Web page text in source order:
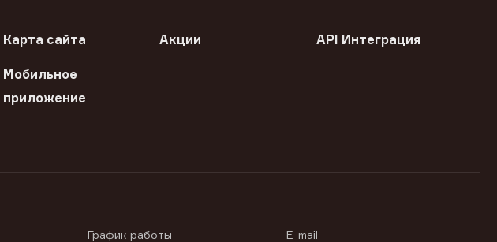
Карта сайта Акции API Интеграция
Мобильное
приложение
График работы E-mail